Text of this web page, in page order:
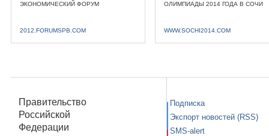
ЭКОНОМИЧЕСКИЙ ФОРУМ
2012.FORUMSPB.COM
ОЛИМПИАДЫ 2014 ГОДА В СОЧИ
WWW.SOCHI2014.COM
Правительство
Российской
Федерации
Подписка
Экспорт новостей (RSS)
SMS-alert